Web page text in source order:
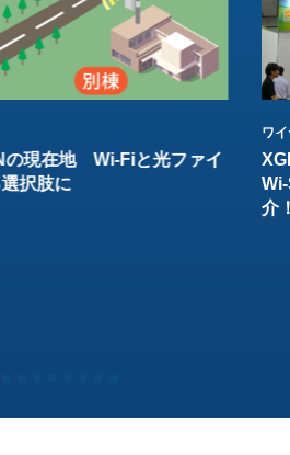
の現在地 Wi-Fiと光ファイ
択肢に
ワ
介